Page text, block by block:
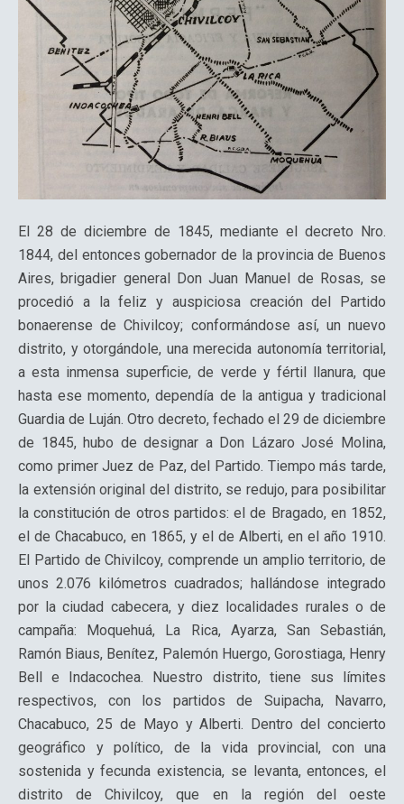
El 28 de diciembre de 1845, mediante el decreto Nro.
1844, del entonces gobernador de la provincia de Buenos
Aires, brigadier general Don Juan Manuel de Rosas, se
procedió a la feliz y auspiciosa creación del Partido
bonaerense de Chivilcoy; conformándose así, un nuevo
distrito, y otorgándole, una merecida autonomía territorial,
a esta inmensa superficie, de verde y fértil llanura, que
hasta ese momento, dependía de la antigua y tradicional
Guardia de Luján. Otro decreto, fechado el 29 de diciembre
de 1845, hubo de designar a Don Lázaro José Molina,
como primer Juez de Paz, del Partido. Tiempo más tarde,
la extensión original del distrito, se redujo, para posibilitar
la constitución de otros partidos: el de Bragado, en 1852,
el de Chacabuco, en 1865, y el de Alberti, en el año 1910.
El Partido de Chivilcoy, comprende un amplio territorio, de
unos 2.076 kilómetros cuadrados; hallándose integrado
por la ciudad cabecera, y diez localidades rurales o de
campaña: Moquehuá, La Rica, Ayarza, San Sebastián,
Ramón Biaus, Benítez, Palemón Huergo, Gorostiaga, Henry
Bell e Indacochea. Nuestro distrito, tiene sus límites
respectivos, con los partidos de Suipacha, Navarro,
Chacabuco, 25 de Mayo y Alberti. Dentro del concierto
geográfico y político, de la vida provincial, con una
sostenida y fecunda existencia, se levanta, entonces, el
distrito de Chivilcoy, que en la región del oeste